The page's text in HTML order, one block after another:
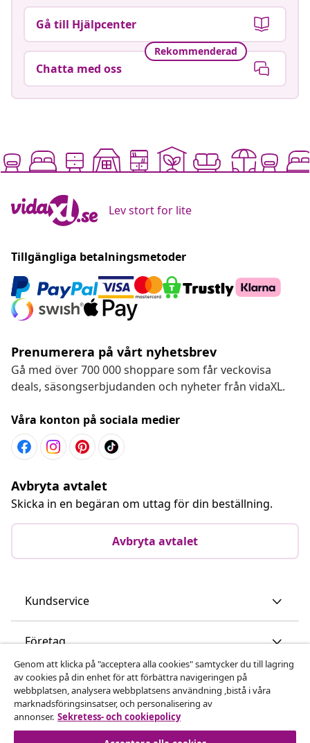
Gå till Hjälpcenter
Rekommenderad
Chatta med oss
Lev stort for lite
Tillgängliga betalningsmetoder
Prenumerera på vårt nyhetsbrev
Gå med över 700 000 shoppare som får veckovisa
deals, säsongserbjudanden och nyheter från vidaXL.
Våra konton på sociala medier
Avbryta avtalet
Skicka in en begäran om uttag för din beställning.
Avbryta avtalet
Kundservice
Företag
vidaXL
Upptäck mer
Genom att klicka på "acceptera alla cookies" samtycker du till lagring
av cookies på din enhet för att förbättra navigeringen på
webbplatsen, analysera webbplatsens användning ,bistå i våra
marknadsföringsinsatser, och personalisering av
annonser. Sekretess- och cookiepolicy